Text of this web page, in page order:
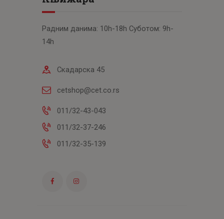
Радним данима: 10h-18h Суботом: 9h-
14h
Скадарска 45
cetshop@cet.co.rs
011/32-43-043
011/32-37-246
011/32-35-139